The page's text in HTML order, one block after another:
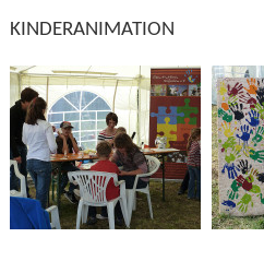
KINDERANIMATION